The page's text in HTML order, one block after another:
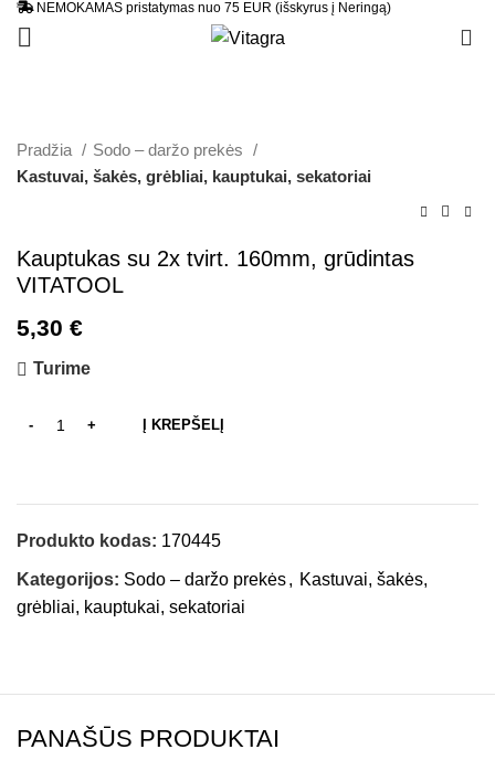
NEMOKAMAS pristatymas nuo 75 EUR (išskyrus į Neringą)
Pradžia
Sodo – daržo prekės
Kastuvai, šakės, grėbliai, kauptukai, sekatoriai
Kauptukas su 2x tvirt. 160mm, grūdintas
VITATOOL
5,30 €
Turime
Į KREPŠELĮ
Produkto kodas: 170445
Kategorijos: Sodo – daržo prekės, Kastuvai, šakės,
grėbliai, kauptukai, sekatoriai
PANAŠŪS PRODUKTAI